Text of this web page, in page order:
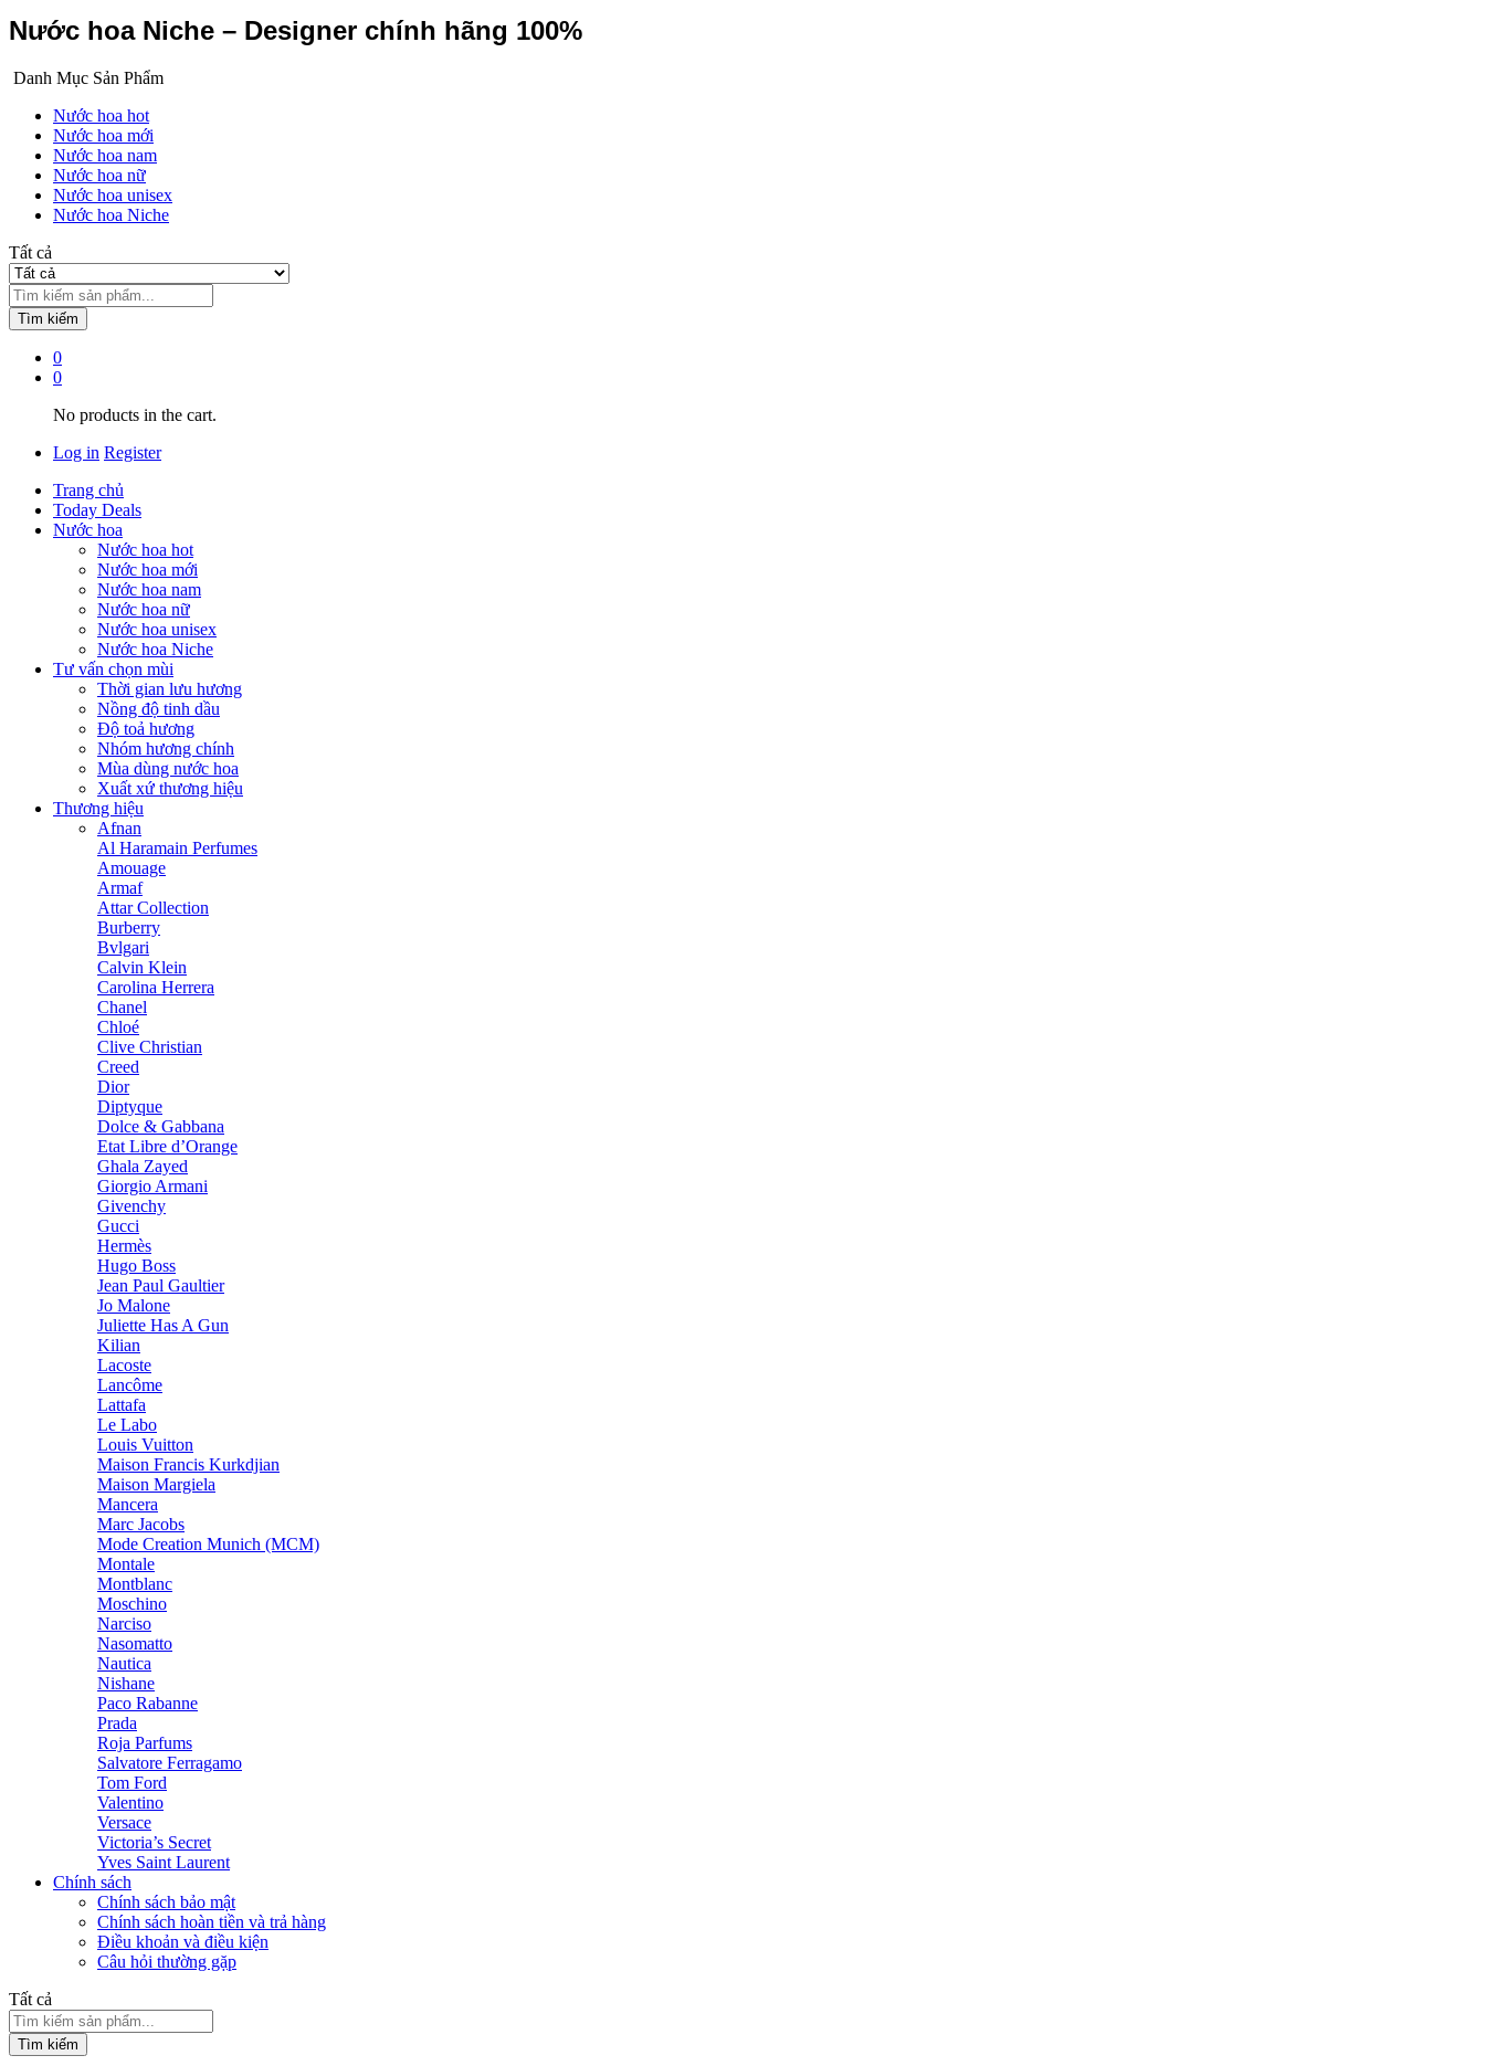
Nước hoa Niche – Designer chính hãng 100%
Danh Mục Sản Phẩm
Nước hoa hot
Nước hoa mới
Nước hoa nam
Nước hoa nữ
Nước hoa unisex
Nước hoa Niche
Tất cả
Tìm kiếm
0
0
No products in the cart.
Log in Register
Trang chủ
Today Deals
Nước hoa
Nước hoa hot
Nước hoa mới
Nước hoa nam
Nước hoa nữ
Nước hoa unisex
Nước hoa Niche
Tư vấn chọn mùi
Thời gian lưu hương
Nồng độ tinh dầu
Độ toả hương
Nhóm hương chính
Mùa dùng nước hoa
Xuất xứ thương hiệu
Thương hiệu
Afnan
Al Haramain Perfumes
Amouage
Armaf
Attar Collection
Burberry
Bvlgari
Calvin Klein
Carolina Herrera
Chanel
Chloé
Clive Christian
Creed
Dior
Diptyque
Dolce & Gabbana
Etat Libre d’Orange
Ghala Zayed
Giorgio Armani
Givenchy
Gucci
Hermès
Hugo Boss
Jean Paul Gaultier
Jo Malone
Juliette Has A Gun
Kilian
Lacoste
Lancôme
Lattafa
Le Labo
Louis Vuitton
Maison Francis Kurkdjian
Maison Margiela
Mancera
Marc Jacobs
Mode Creation Munich (MCM)
Montale
Montblanc
Moschino
Narciso
Nasomatto
Nautica
Nishane
Paco Rabanne
Prada
Roja Parfums
Salvatore Ferragamo
Tom Ford
Valentino
Versace
Victoria’s Secret
Yves Saint Laurent
Chính sách
Chính sách bảo mật
Chính sách hoàn tiền và trả hàng
Điều khoản và điều kiện
Câu hỏi thường gặp
Tất cả
Tìm kiếm